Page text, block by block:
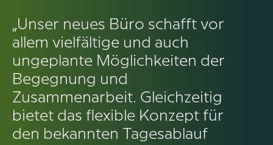
„Unser neues Büro schafft vor
allem vielfältige und auch
ungeplante Möglichkeiten der
Begegnung und
Zusammenarbeit. Gleichzeitig
bietet das flexible Konzept für
den bekannten Tagesablauf